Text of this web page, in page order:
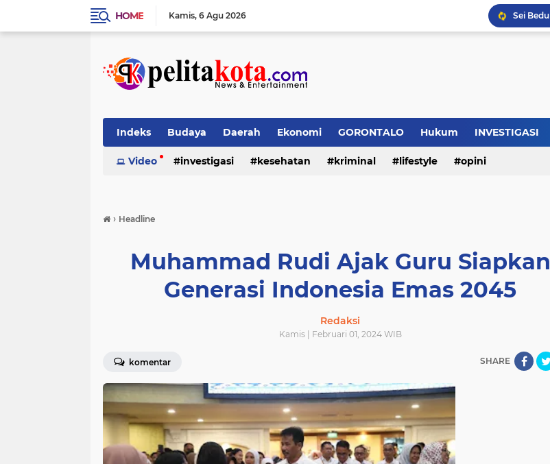
HOME Kamis 6 Agu 2026
Indeks Budaya Daerah Ekonomi GORONTALO Hukum INVESTIGASI
Pendidikan Politik Sosial
Video investigasi kesehatan kriminal lifestyle opini
› Headline
Muhammad Rudi Ajak Guru Siapkan
Generasi Indonesia Emas 2045
Redaksi
Kamis | Februari 01, 2024 WIB
komentar SHARE